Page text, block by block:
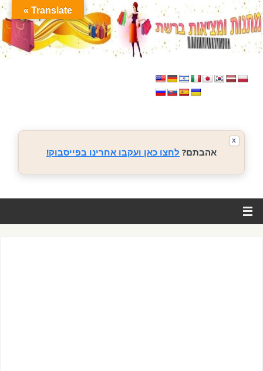
אהבתם? לחצו כאן ועקבו אחרינו בפייסבוק!
X
Translate »